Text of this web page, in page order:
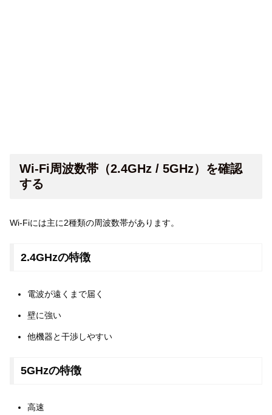
Wi-Fi周波数帯（2.4GHz / 5GHz）を確認
する
Wi-Fiには主に2種類の周波数帯があります。
2.4GHzの特徴
電波が遠くまで届く
壁に強い
他機器と干渉しやすい
5GHzの特徴
高速